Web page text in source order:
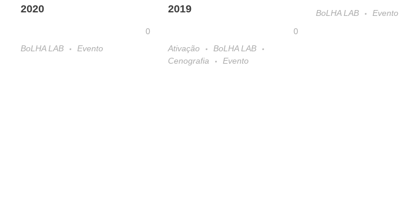
2020
0
BoLHA LAB
Evento
2019
0
Ativação
BoLHA LAB
Cenografia
Evento
BoLHA LAB
Evento